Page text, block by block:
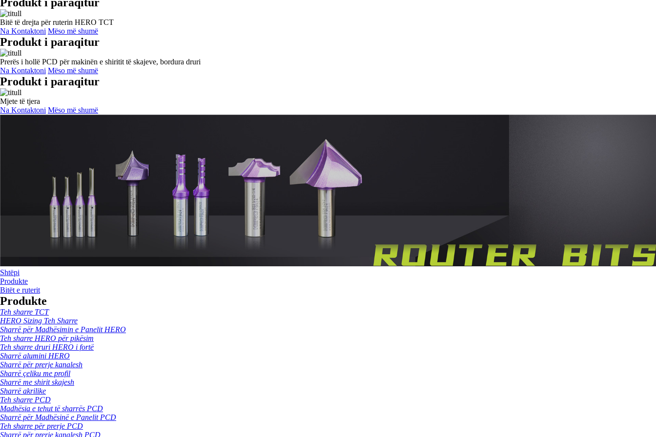
Bitë të drejta për ruterin HERO TCT
Na Kontaktoni Mëso më shumë
Produkt i paraqitur
Prerës i hollë PCD për makinën e shiritit të skajeve, bordura druri
Na Kontaktoni Mëso më shumë
Produkt i paraqitur
Mjete të tjera
Na Kontaktoni Mëso më shumë
Shtëpi
Produkte
Bitët e ruterit
Produkte
Teh sharre TCT
HERO Sizing Teh Sharre
Sharrë për Madhësimin e Panelit HERO
Teh sharre HERO për pikësim
Teh sharre druri HERO i fortë
Sharrë alumini HERO
Sharrë për prerje kanalesh
Sharrë çeliku me profil
Sharrë me shirit skajesh
Sharrë akrilike
Teh sharre PCD
Madhësia e tehut të sharrës PCD
Sharrë për Madhësinë e Panelit PCD
Teh sharre për prerje PCD
Sharrë për prerje kanalesh PCD